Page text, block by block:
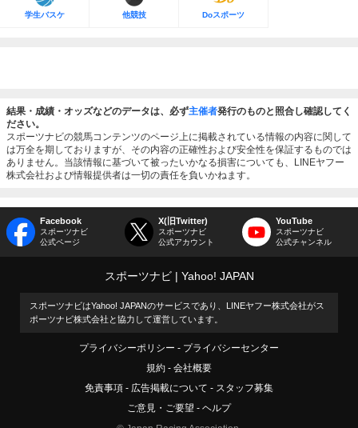
学生バスケ 他競技 Doスポーツ
結果・成績・オッズなどのデータは、必ず主催者発行のものと照合し確認してく
ださい。
スポーツナビの競馬コンテンツのページ上に掲載されている情報の内容に関して
は万全を期しておりますが、その内容の正確性および安全性を保証するものでは
ありません。当該情報に基づいて被ったいかなる損害についても、LINEヤフー
株式会社および情報提供者は一切の責任を負いかねます。
Facebook
スポーツナビ
公式ページ
X(旧Twitter)
スポーツナビ
公式アカウント
YouTube
スポーツナビ
公式チャンネル
スポーツナビ Yahoo! JAPAN
スポーツナビはYahoo! JAPANのサービスであり、LINEヤフー株式会社がス
ポーツナビ株式会社と協力して運営しています。
プライバシーポリシー
プライバシーセンター
規約
会社概要
免責事項
広告掲載について
スタッフ募集
ご意見・ご要望
ヘルプ